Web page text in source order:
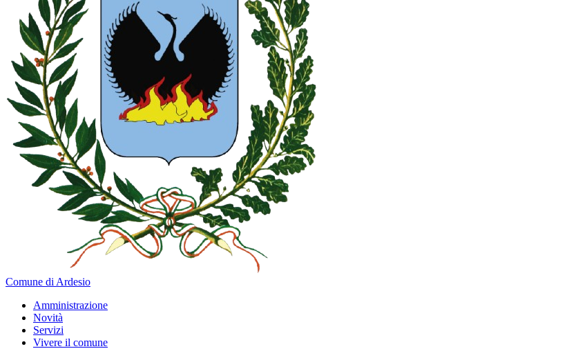
Comune di Ardesio
Amministrazione
Novità
Servizi
Vivere il comune